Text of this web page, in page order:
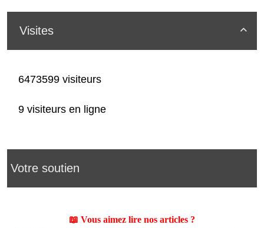

Visites
6473599 visiteurs
9 visiteurs en ligne
Votre soutien
📖 Vous aimez lire nos articles ?